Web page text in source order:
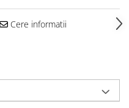
Cere informatii